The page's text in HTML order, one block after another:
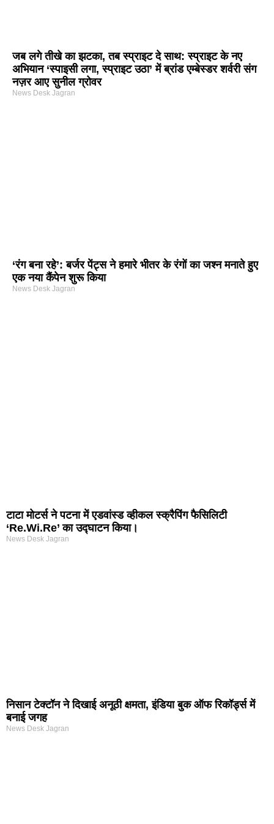
जब लगे तीखे का झटका, तब स्प्राइट दे साथ: स्प्राइट के नए
अभियान ‘स्पाइसी लगा, स्प्राइट उठा’ में ब्रांड एम्बेस्डर शर्वरी संग
नज़र आए सुनील ग्रोवर
News Desk Jagran
‘रंग बना रहे’: बर्जर पेंट्स ने हमारे भीतर के रंगों का जश्न मनाते हुए
एक नया कैंपेन शुरू किया
News Desk Jagran
टाटा मोटर्स ने पटना में एडवांस्ड व्हीकल स्क्रैपिंग फैसिलिटी
‘Re.Wi.Re’ का उद्घाटन किया।
News Desk Jagran
निसान टेक्टॉन ने दिखाई अनूठी क्षमता, इंडिया बुक ऑफ रिकॉर्ड्स में
बनाई जगह
News Desk Jagran